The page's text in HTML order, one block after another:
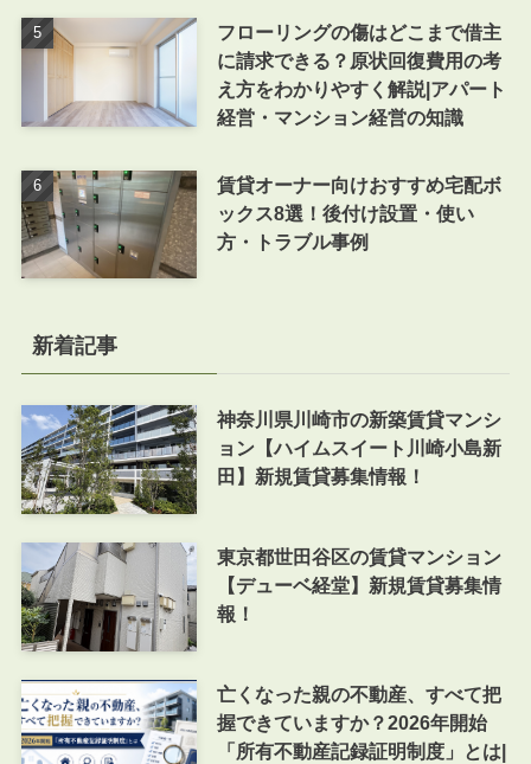
フローリングの傷はどこまで借主
に請求できる？原状回復費用の考
え方をわかりやすく解説|アパート
経営・マンション経営の知識
賃貸オーナー向けおすすめ宅配ボ
ックス8選！後付け設置・使い
方・トラブル事例
新着記事
神奈川県川崎市の新築賃貸マンシ
ョン【ハイムスイート川崎小島新
田】新規賃貸募集情報！
東京都世田谷区の賃貸マンション
【デューベ経堂】新規賃貸募集情
報！
亡くなった親の不動産、すべて把
握できていますか？2026年開始
「所有不動産記録証明制度」とは|